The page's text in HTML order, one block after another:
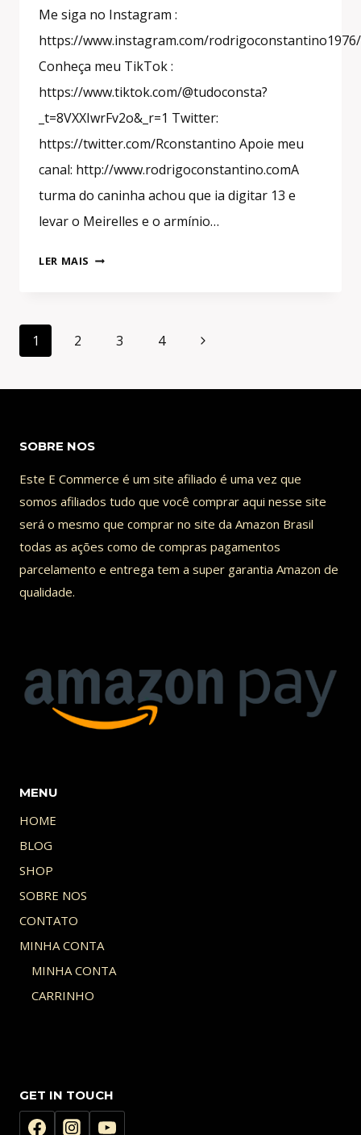
Me siga no Instagram :
https://www.instagram.com/rodrigoconstantino1976/
Conheça meu TikTok :
https://www.tiktok.com/@tudoconsta?
_t=8VXXIwrFv2o&_r=1 Twitter:
https://twitter.com/Rconstantino Apoie meu
canal: http://www.rodrigoconstantino.comA
turma do caninha achou que ia digitar 13 e
levar o Meirelles e o armínio…
LER MAIS NÃO
RISCO
Navegação
da
Página
1 2 3 4
Página
SOBRE NOS
Este E Commerce é um site afiliado é uma vez que
somos afiliados tudo que você comprar aqui nesse site
será o mesmo que comprar no site da Amazon Brasil
todas as ações como de compras pagamentos
parcelamento e entrega tem a super garantia Amazon de
qualidade.
MENU
HOME
BLOG
SHOP
SOBRE NOS
CONTATO
MINHA CONTA
MINHA CONTA
CARRINHO
GET IN TOUCH